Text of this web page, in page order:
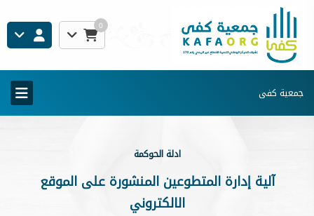
0
جمعية كفى
ادلة الحوكمة
آلية إدارة المتطوعين المنشورة على الموقع
الالكتروني